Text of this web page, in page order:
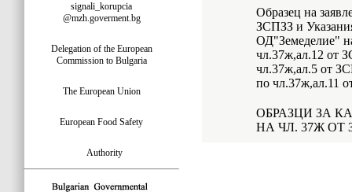
signali_korupcia
@mzh.goverment.bg
Delegation of the European
Commission to Bulgaria
The European Union
European Food Safety
Authority
Образец на
ЗСПЗЗ и
ОД"Земеделие"
чл.37ж,ал.12 от
чл.37ж,ал.5 от
по чл.37ж,ал.11
ОБРАЗЦИ ЗА
НА ЧЛ. 37Ж ОТ